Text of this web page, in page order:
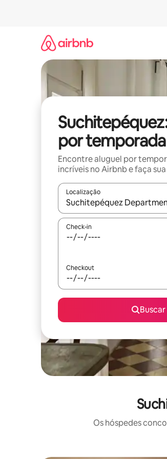
por
Encontre aluguel por
incríveis no Airbnb e faça
Localização
Quando os resultados
Check-in
Checkout
Buscar
Os hóspedes